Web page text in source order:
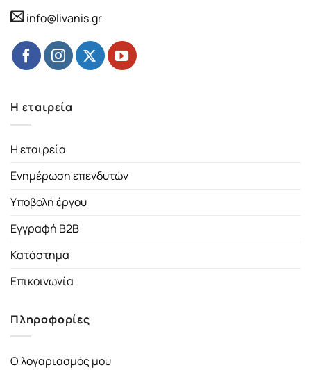
info@livanis.gr
Η εταιρεία
Η εταιρεία
Ενημέρωση επενδυτών
Υποβολή έργου
Εγγραφή B2B
Κατάστημα
Επικοινωνία
Πληροφορίες
Ο λογαριασμός μου